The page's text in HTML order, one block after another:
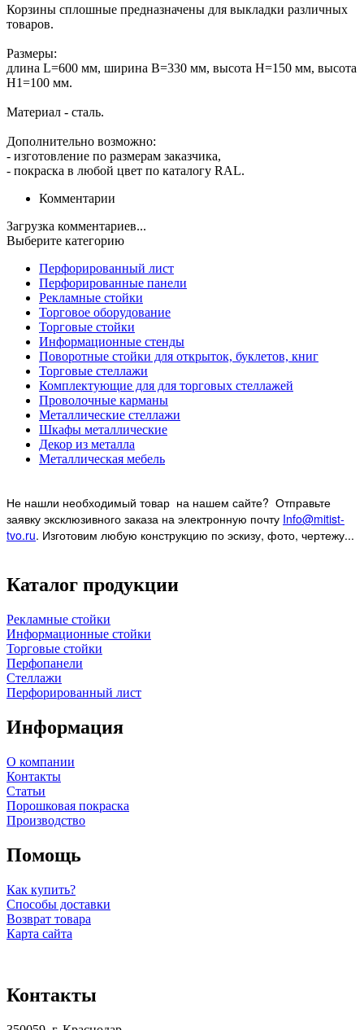
Корзины сплошные предназначены для выкладки различных
товаров.
Размеры:
длина L=600 мм, ширина В=330 мм, высота Н=150 мм, высота
Н1=100 мм.
Материал - сталь.
Дополнительно возможно:
- изготовление по размерам заказчика,
- покраска в любой цвет по каталогу RAL.
Комментарии
Загрузка комментариев...
Выберите категорию
Перфорированный лист
Перфорированные панели
Рекламные стойки
Торговое оборудование
Торговые стойки
Информационные стенды
Поворотные стойки для открыток, буклетов, книг
Торговые стеллажи
Комплектующие для для торговых стеллажей
Проволочные карманы
Металлические стеллажи
Шкафы металлические
Декор из металла
Металлическая мебель
Не нашли необходимый товар на нашем сайте? Отправьте
заявку эксклюзивного заказа на электронную почту Info@mitist-
tvo.ru. Изготовим любую конструкцию по эскизу, фото, чертежу...
Каталог продукции
Рекламные стойки
Информационные стойки
Торговые стойки
Перфопанели
Стеллажи
Перфорированный лист
Информация
О компании
Контакты
Статьи
Порошковая покраска
Производство
Помощь
Как купить?
Способы доставки
Возврат товара
Карта сайта
Контакты